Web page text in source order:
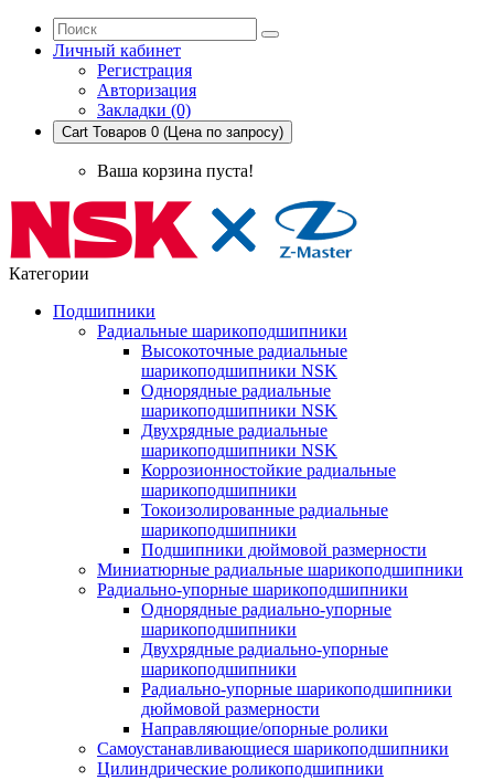
Личный кабинет
Регистрация
Авторизация
Закладки (0)
Cart Товаров 0 (Цена по запросу)
Ваша корзина пуста!
Категории
Подшипники
Радиальные шарикоподшипники
Высокоточные радиальные
шарикоподшипники NSK
Однорядные радиальные
шарикоподшипники NSK
Двухрядные радиальные
шарикоподшипники NSK
Коррозионностойкие радиальные
шарикоподшипники
Токоизолированные радиальные
шарикоподшипники
Подшипники дюймовой размерности
Миниатюрные радиальные шарикоподшипники
Радиально-упорные шарикоподшипники
Однорядные радиально-упорные
шарикоподшипники
Двухрядные радиально-упорные
шарикоподшипники
Радиально-упорные шарикоподшипники
дюймовой размерности
Направляющие/опорные ролики
Самоустанавливающиеся шарикоподшипники
Цилиндрические роликоподшипники